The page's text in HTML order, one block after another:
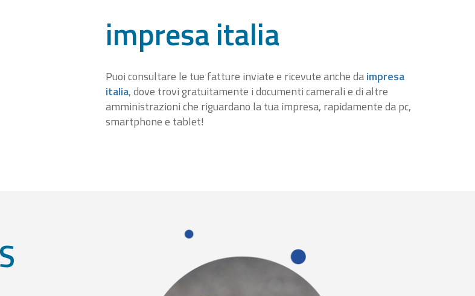
impresa italia
Puoi consultare le tue fatture inviate e ricevute anche daimpresa
italia, dove trovi gratuitamente i documenti camerali e di altre
amministrazioni che riguardano la tua impresa, rapidamente da pc,
smartphone e tablet!